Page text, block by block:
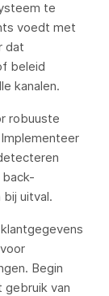
te
voedt met
dat
beleid
kanalen.
robuuste
back-
uitval.
Begin
gebruik van